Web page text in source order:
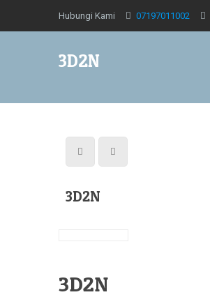
Hubungi Kami 07197011002
3D2N
3D2N
3D2N